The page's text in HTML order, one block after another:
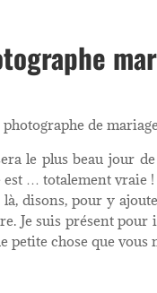
photographe de
le plus beau jour
est … totalement vraie
là, disons, pour y
Je suis présent
petite chose que vous